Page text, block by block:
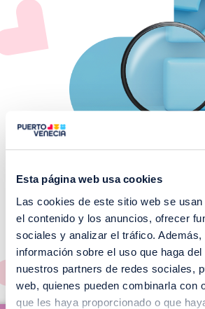
Esta página web usa cookies
Las cookies de este sitio web se
el contenido y los anuncios, ofrecer
sociales y analizar el tráfico. Además,
información sobre el uso que haga
nuestros partners de redes sociales,
web, quienes pueden combinarla con
que les haya proporcionado o que
¡No te pierdas nuestros
EVENTOS!
Ver todos >